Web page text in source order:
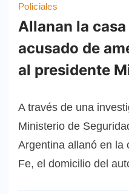
Policiales
Allanan la
acusado de
al presidente
A través de una
Ministerio de
Argentina allanó en la
Fe, el domicilio del